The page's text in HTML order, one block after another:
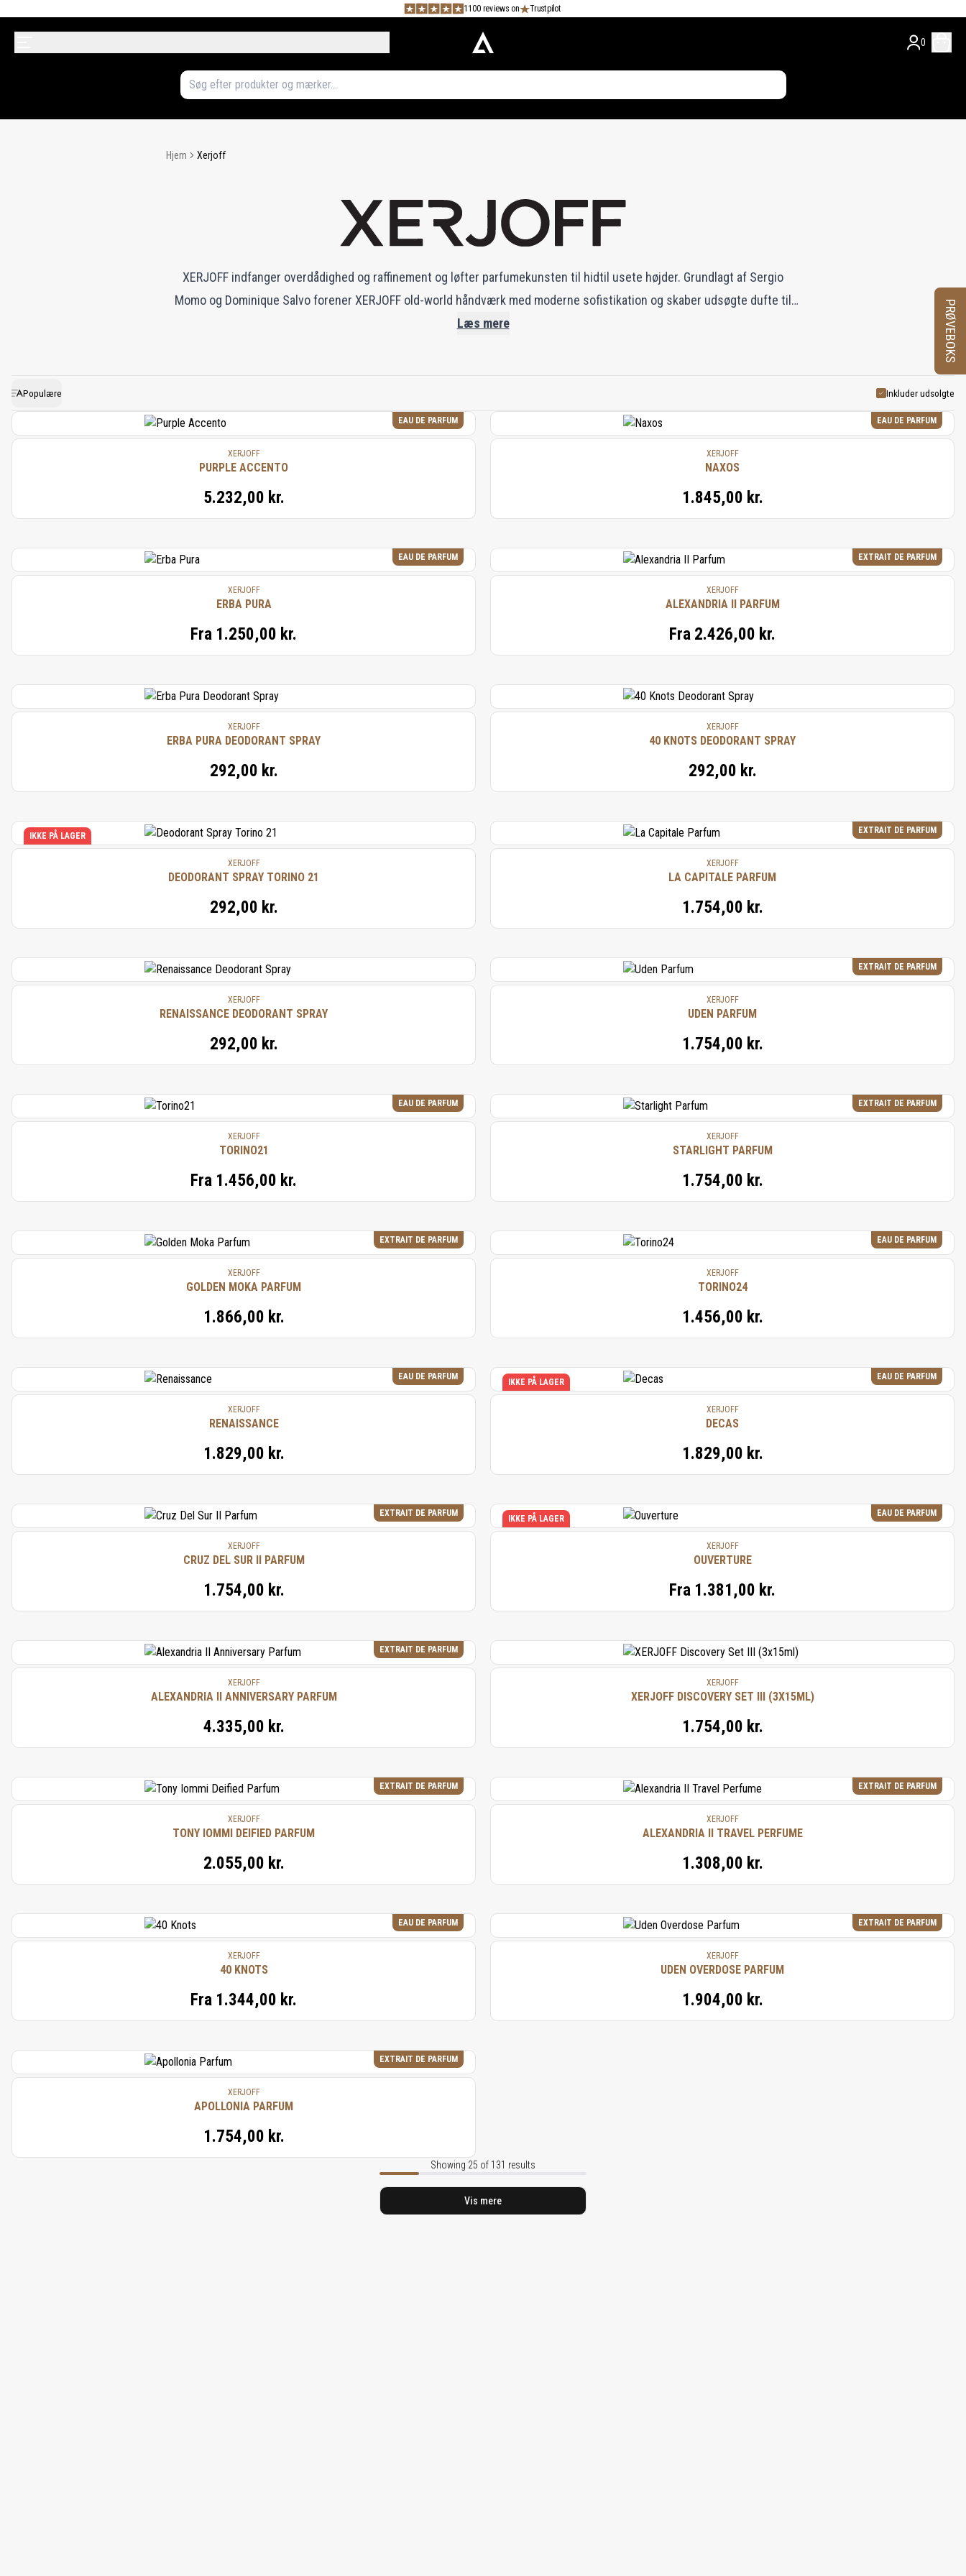
1100 reviews on Trustpilot
0
Hjem Xerjoff
XERJOFF indfanger overdådighed og raffinement og løfter parfumekunsten til hidtil usete højder. Grundlagt af Sergio
Momo og Dominique Salvo forener XERJOFF old-world håndværk med moderne sofistikation og skaber udsøgte dufte til
kræsne kendere verden over. Hver flakon er et mesterværk, fyldt med sjældne og raffinerede ingredienser, der vækker
Læs mere
Populære Inkluder udsolgte
EAU DE PARFUM
XERJOFF
PURPLE ACCENTO
5.232,00 kr.
EAU DE PARFUM
XERJOFF
NAXOS
1.845,00 kr.
EAU DE PARFUM
XERJOFF
ERBA PURA
Fra 1.250,00 kr.
EXTRAIT DE PARFUM
XERJOFF
ALEXANDRIA II PARFUM
Fra 2.426,00 kr.
XERJOFF
ERBA PURA DEODORANT SPRAY
292,00 kr.
XERJOFF
40 KNOTS DEODORANT SPRAY
292,00 kr.
IKKE PÅ LAGER
XERJOFF
DEODORANT SPRAY TORINO 21
292,00 kr.
EXTRAIT DE PARFUM
XERJOFF
LA CAPITALE PARFUM
1.754,00 kr.
XERJOFF
RENAISSANCE DEODORANT SPRAY
292,00 kr.
EXTRAIT DE PARFUM
XERJOFF
UDEN PARFUM
1.754,00 kr.
EAU DE PARFUM
XERJOFF
TORINO21
Fra 1.456,00 kr.
EXTRAIT DE PARFUM
XERJOFF
STARLIGHT PARFUM
1.754,00 kr.
EXTRAIT DE PARFUM
XERJOFF
GOLDEN MOKA PARFUM
1.866,00 kr.
EAU DE PARFUM
XERJOFF
TORINO24
1.456,00 kr.
EAU DE PARFUM
XERJOFF
RENAISSANCE
1.829,00 kr.
EAU DE PARFUM
IKKE PÅ LAGER
XERJOFF
DECAS
1.829,00 kr.
EXTRAIT DE PARFUM
XERJOFF
CRUZ DEL SUR II PARFUM
1.754,00 kr.
EAU DE PARFUM
IKKE PÅ LAGER
XERJOFF
OUVERTURE
Fra 1.381,00 kr.
EXTRAIT DE PARFUM
XERJOFF
ALEXANDRIA II ANNIVERSARY PARFUM
4.335,00 kr.
XERJOFF
XERJOFF DISCOVERY SET III (3X15ML)
1.754,00 kr.
EXTRAIT DE PARFUM
XERJOFF
TONY IOMMI DEIFIED PARFUM
2.055,00 kr.
EXTRAIT DE PARFUM
XERJOFF
ALEXANDRIA II TRAVEL PERFUME
1.308,00 kr.
EAU DE PARFUM
XERJOFF
40 KNOTS
Fra 1.344,00 kr.
EXTRAIT DE PARFUM
XERJOFF
UDEN OVERDOSE PARFUM
1.904,00 kr.
EXTRAIT DE PARFUM
XERJOFF
APOLLONIA PARFUM
1.754,00 kr.
Showing 25 of 131 results
Vis mere
PRØVEBOKS